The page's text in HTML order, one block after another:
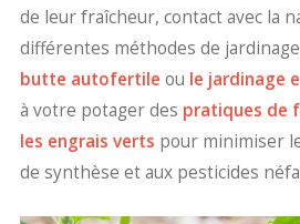
de leur fraîcheur, contact avec la
différentes méthodes de
butte autofertile ou le jardinage
à votre potager des pratiques de
les engrais verts pour minimiser
de synthèse et aux pesticides